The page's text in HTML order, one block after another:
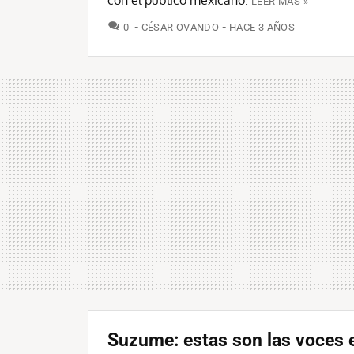
0 COMENTARIOS
CÉSAR OVANDO HACE 3 AÑOS
Suzume: estas son las voces